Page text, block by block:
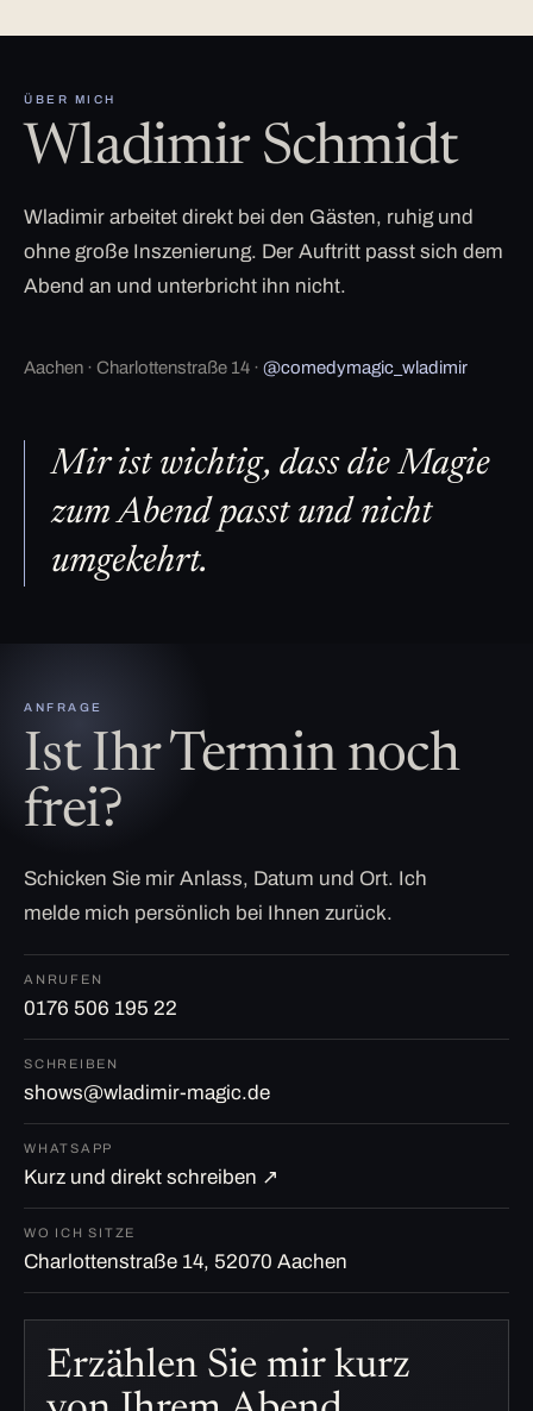
ÜBER MICH
Wladimir Schmidt
Wladimir arbeitet direkt bei den Gästen, ruhig und
ohne große Inszenierung. Der Auftritt passt sich dem
Abend an und unterbricht ihn nicht.
Aachen · Charlottenstraße 14 · @comedymagic_wladimir
Mir ist wichtig, dass die Magie
zum Abend passt und nicht
umgekehrt.
ANFRAGE
Ist Ihr Termin noch
frei?
Schicken Sie mir Anlass, Datum und Ort. Ich
melde mich persönlich bei Ihnen zurück.
ANRUFEN
0176 506 195 22
SCHREIBEN
shows@wladimir-magic.de
WHATSAPP
Kurz und direkt schreiben ↗
WO ICH SITZE
Charlottenstraße 14, 52070 Aachen
Erzählen Sie mir kurz